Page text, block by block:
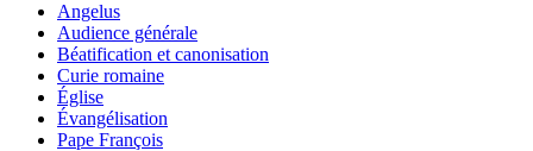
Angelus
Audience générale
Béatification et canonisation
Curie romaine
Église
Évangélisation
Pape François